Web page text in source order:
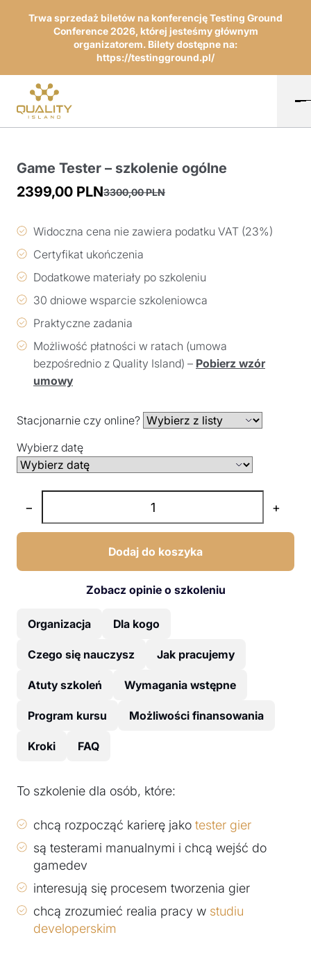
Trwa sprzedaż biletów na konferencję Testing Ground
Conference 2026, której jesteśmy głównym
organizatorem. Bilety dostępne na:
https://testingground.pl/
Game Tester – szkolenie ogólne
3300,00PLN
cena
3300,00 PLN.
2399,00 PLN
cena
2399,00 PLN.
Widoczna cena nie zawiera podatku VAT (23%)
Certyfikat ukończenia
Dodatkowe materiały po szkoleniu
30 dniowe wsparcie szkoleniowca
Praktyczne zadania
Możliwość płatności w ratach (umowa
bezpośrednio z Quality Island) – Pobierz wzór
umowy
Stacjonarnie czy online?
Wybierz datę
− +
Dodaj do koszyka
Zobacz opinie o szkoleniu
Organizacja Dla kogo
Czego się nauczysz Jak pracujemy
Atuty szkoleń Wymagania wstępne
Program kursu Możliwości finansowania
Kroki FAQ
To szkolenie dla osób, które:
chcą rozpocząć karierę jako tester gier
są testerami manualnymi i chcą wejść do
gamedev
interesują się procesem tworzenia gier
chcą zrozumieć realia pracy w studiu
developerskim